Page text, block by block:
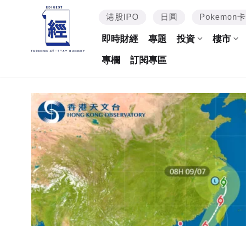
港股IPO 日圓 Pokemon卡
即時財經 專題 投資 樓市
專欄 訂閱專區